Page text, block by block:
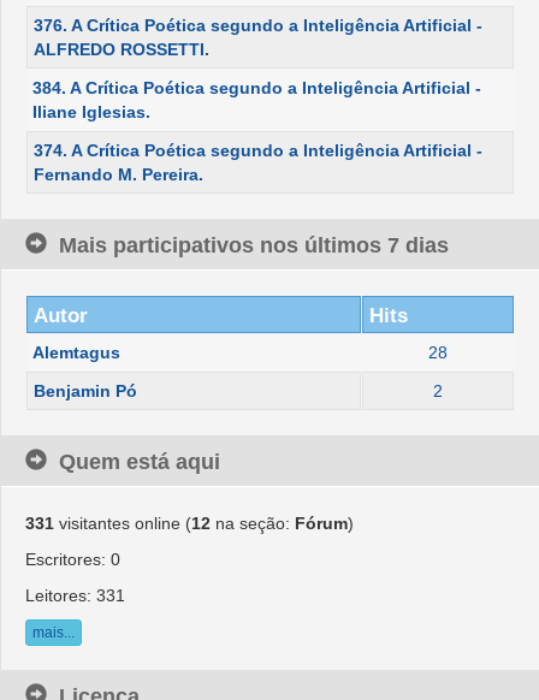
376. A Crítica Poética segundo a Inteligência Artificial -
ALFREDO ROSSETTI.
384. A Crítica Poética segundo a Inteligência Artificial -
Iliane Iglesias.
374. A Crítica Poética segundo a Inteligência Artificial -
Fernando M. Pereira.
Mais participativos nos últimos 7 dias
Autor Hits
Alemtagus
28
Benjamin Pó
2
Quem está aqui
331 visitantes online (12 na seção: Fórum)
Escritores: 0
Leitores: 331
mais...